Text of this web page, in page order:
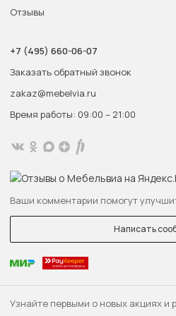
Узнайте первыми о новых акциях и
Отзывы
+7 (495) 660-06-07
Заказать обратный звонок
zakaz@mebelvia.ru
Время работы: 09:00 – 21:00
Ваши комментарии помогут
Написать